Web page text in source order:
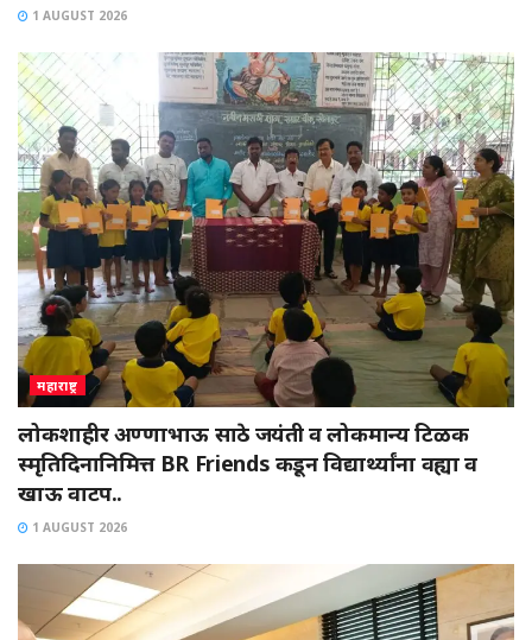
1 AUGUST 2026
महाराष्ट्र
लोकशाहीर अण्णाभाऊ साठे जयंती व लोकमान्य टिळक
स्मृतिदिनानिमित्त BR Friends कडून विद्यार्थ्यांना वह्या व
खाऊ वाटप..
1 AUGUST 2026